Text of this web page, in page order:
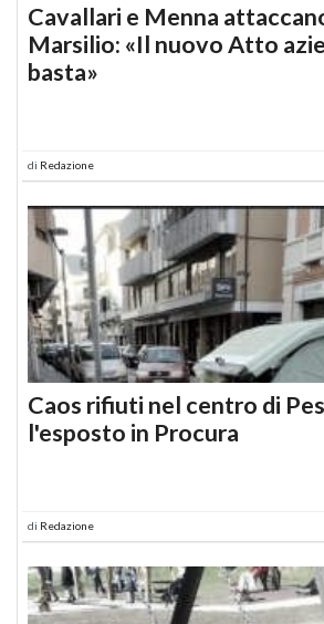
Cavallari e Menna
Marsilio: «Il nuovo Atto
basta»
di Redazione
Caos rifiuti nel centro di
l'esposto in Procura
di Redazione